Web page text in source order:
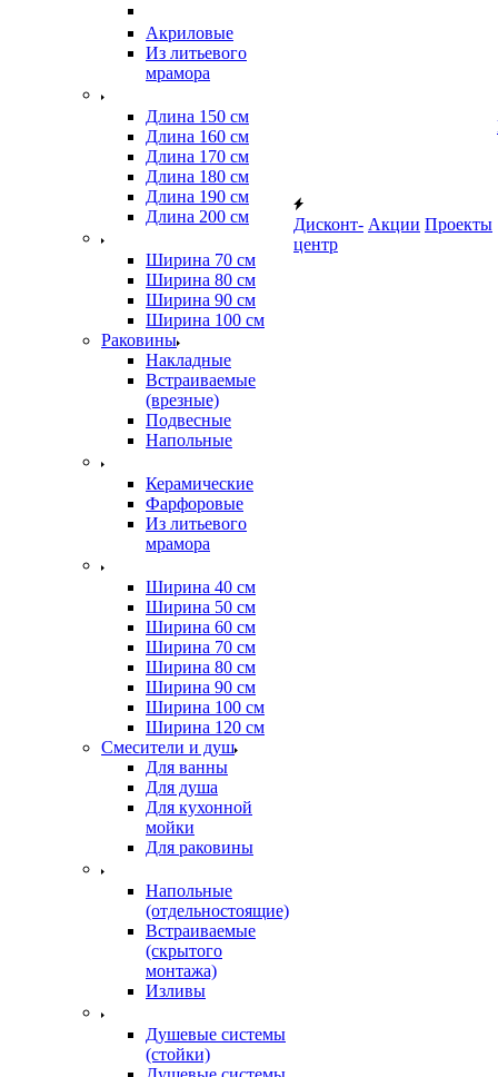
Акриловые
Из литьевого
мрамора
Длина 150 см
Длина 160 см
Длина 170 см
Длина 180 см
Длина 190 см
Длина 200 см
Ширина 70 см
Ширина 80 см
Ширина 90 см
Ширина 100 см
Раковины
Накладные
Встраиваемые
(врезные)
Подвесные
Напольные
Керамические
Фарфоровые
Из литьевого
мрамора
Ширина 40 см
Ширина 50 см
Ширина 60 см
Ширина 70 см
Ширина 80 см
Ширина 90 см
Ширина 100 см
Ширина 120 см
Смесители и душ
Для ванны
Для душа
Для кухонной
мойки
Для раковины
Напольные
(отдельностоящие)
Встраиваемые
(скрытого
монтажа)
Изливы
Душевые системы
(стойки)
Дисконт-
центр
Акции Проекты